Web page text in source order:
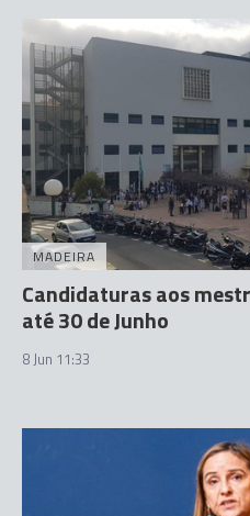
MADEIRA
Candidaturas aos
até 30 de Junho
8 Jun 11:33